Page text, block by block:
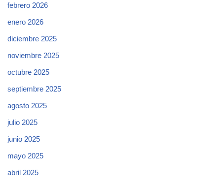
febrero 2026
enero 2026
diciembre 2025
noviembre 2025
octubre 2025
septiembre 2025
agosto 2025
julio 2025
junio 2025
mayo 2025
abril 2025